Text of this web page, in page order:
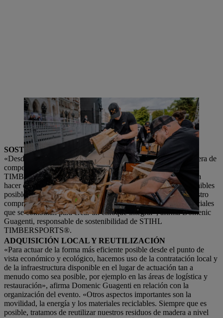
Después de la competición, el viaje no ha terminado: los restos de
madera se recogen después de las competiciones TIMBERSPORTS®
y se transforman en pellets o se ponen a disposición de socios
locales para la generación de energía a partir de fuentes renovables.
SOSTENIBILIDAD CON UN ENFOQUE INTEGRAL
«Desde las instalaciones para los eventos, pasando por la madera de
competición, hasta el combustible para las motosierras, en
TIMBERSPORTS® se tienen en cuenta muchos aspectos para
hacer que las competiciones internacionales sean lo más sostenibles
posible. Hemos definido tres pilares sobre los que se basa nuestro
compromiso: se trata de medidas económicas, ecológicas y sociales
que se combinan para crear un enfoque integral», afirma Domenic
Guagenti, responsable de sostenibilidad de STIHL
TIMBERSPORTS®.
ADQUISICIÓN LOCAL Y REUTILIZACIÓN
«Para actuar de la forma más eficiente posible desde el punto de
vista económico y ecológico, hacemos uso de la contratación local y
de la infraestructura disponible en el lugar de actuación tan a
menudo como sea posible, por ejemplo en las áreas de logística y
restauración», afirma Domenic Guagenti en relación con la
organización del evento. «Otros aspectos importantes son la
movilidad, la energía y los materiales reciclables. Siempre que es
posible, tratamos de reutilizar nuestros residuos de madera a nivel